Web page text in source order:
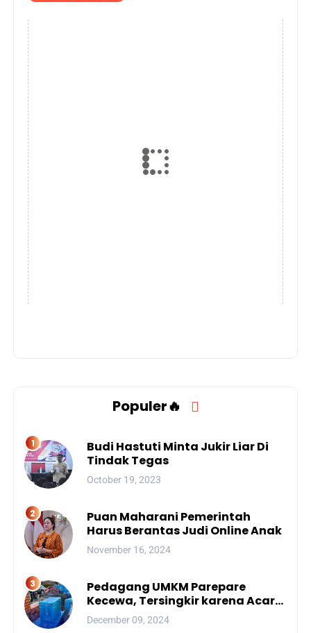
Populer🔥
Budi Hastuti Minta Jukir Liar Di
Tindak Tegas
October 19, 2023
Puan Maharani Pemerintah
Harus Berantas Judi Online Anak
November 16, 2024
Pedagang UMKM Parepare
Kecewa, Tersingkir karena Acara
Besar
December 09, 2024